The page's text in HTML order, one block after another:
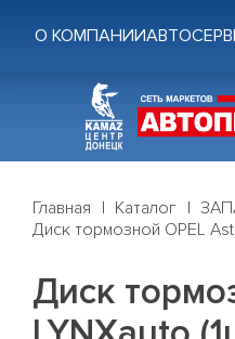
О КОМПАНИИ
Главная Каталог
Диск тормозной OPEL
Диск